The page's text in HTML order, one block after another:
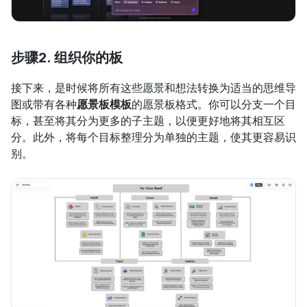
步骤2. 组织你的板
接下来，是时候将所有这些愿景和想法转换为适当的思维导
图或带有各种愿景板模板的愿景板格式。你可以分支一个目
标，甚至将其分为更多的子主题，以便更好地将其相互区
分。此外，将每个目标整理分为单独的主题，使其更容易识
别。